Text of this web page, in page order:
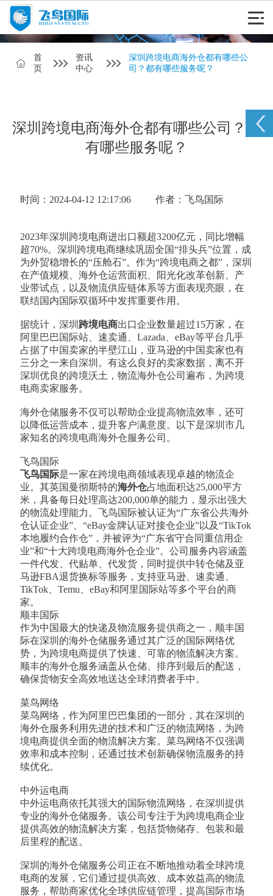
首
页
资讯
中心
深圳跨境电商海外仓都有哪些公
司？都有哪些服务呢？
深圳跨境电商海外仓都有哪些公司？都
有哪些服务呢？
时间：2024-04-12 12:17:06 作者：飞鸟国际
2023年深圳跨境电商进出口额超3200亿元，同比增幅
超70%。深圳跨境电商继续巩固全国“排头兵”位置，成
为外贸稳增长的“压舱石”。作为“跨境电商之都”，深圳
在产值规模、海外仓运营面积、阳光化改革创新、产
业带试点，以及物流供应链体系等方面表现亮眼，在
联结国内国际双循环中发挥重要作用。
据统计，深圳 跨境电商出口企业数量超过15万家，在
阿里巴巴国际站、速卖通、Lazada、eBay等平台几乎
占据了中国卖家的半壁江山，亚马逊的中国卖家也有
三分之一来自深圳。有这么良好的卖家数据，离不开
深圳优良的跨境沃土，物流海外仓公司遍布，为跨境
电商卖家服务。
海外仓储服务不仅可以帮助企业提高物流效率，还可
以降低运营成本，提升客户满意度。以下是深圳市几
家知名的跨境电商海外仓服务公司。
飞鸟国际
飞鸟国际是一家在跨境电商领域表现卓越的物流企
业。其英国曼彻斯特的海外仓占地面积达25,000平方
米，具备每日处理高达200,000单的能力，显示出强大
的物流处理能力。飞鸟国际被认证为“广东省公共海外
仓认证企业”、“eBay金牌认证对接仓企业”以及“TikTok
本地履约合作仓”，并被评为“广东省守合同重信用企
业”和“十大跨境电商海外仓企业”。公司服务内容涵盖
一件代发、代贴单、代发货，同时提供中转仓储及亚
马逊FBA退货换标等服务，支持亚马逊、速卖通、
TikTok、Temu、eBay和阿里国际站等多个平台的商
家。
顺丰国际
作为中国最大的快递及物流服务提供商之一，顺丰国
际在深圳的海外仓储服务通过其广泛的国际网络优
势，为跨境电商提供了快速、可靠的物流解决方案。
顺丰的海外仓服务涵盖从仓储、排序到最后的配送，
确保货物安全高效地送达全球消费者手中。
菜鸟网络
菜鸟网络，作为阿里巴巴集团的一部分，其在深圳的
海外仓服务利用先进的技术和广泛的物流网络，为跨
境电商提供全面的物流解决方案。菜鸟网络不仅强调
效率和成本控制，还通过技术创新确保物流服务的持
续优化。
中外运电商
中外运电商依托其强大的国际物流网络，在深圳提供
专业的海外仓储服务。该公司专注于为跨境电商企业
提供高效的物流解决方案，包括货物储存、包装和最
后里程的配送。
深圳的海外仓储服务公司正在不断地推动着全球跨境
电商的发展，它们通过提供高效、成本效益高的物流
服务，帮助商家优化全球供应链管理，提高国际市场